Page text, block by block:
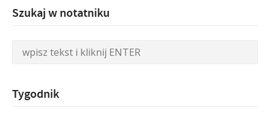
Szukaj w notatniku
Tygodnik